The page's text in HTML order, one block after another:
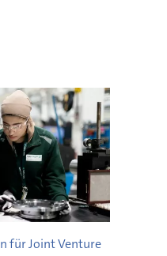
für Joint Venture